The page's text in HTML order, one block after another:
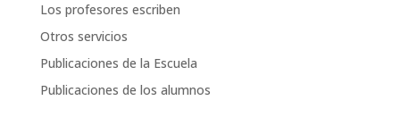
Los profesores escriben
Otros servicios
Publicaciones de la Escuela
Publicaciones de los alumnos